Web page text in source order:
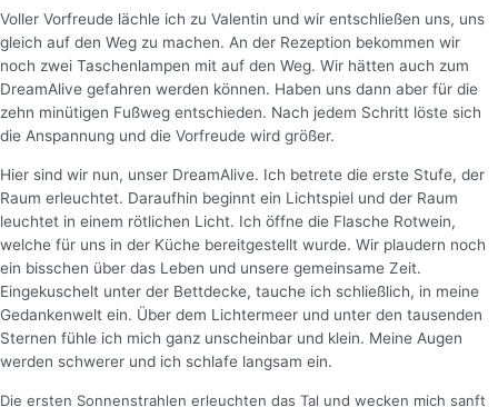
Voller Vorfreude lächle ich zu Valentin und wir entschließen uns, uns
gleich auf den Weg zu machen. An der Rezeption bekommen wir
noch zwei Taschenlampen mit auf den Weg. Wir hätten auch zum
DreamAlive gefahren werden können. Haben uns dann aber für die
zehn minütigen Fußweg entschieden. Nach jedem Schritt löste sich
die Anspannung und die Vorfreude wird größer.
Hier sind wir nun, unser DreamAlive. Ich betrete die erste Stufe, der
Raum erleuchtet. Daraufhin beginnt ein Lichtspiel und der Raum
leuchtet in einem rötlichen Licht. Ich öffne die Flasche Rotwein,
welche für uns in der Küche bereitgestellt wurde. Wir plaudern noch
ein bisschen über das Leben und unsere gemeinsame Zeit.
Eingekuschelt unter der Bettdecke, tauche ich schließlich, in meine
Gedankenwelt ein. Über dem Lichtermeer und unter den tausenden
Sternen fühle ich mich ganz unscheinbar und klein. Meine Augen
werden schwerer und ich schlafe langsam ein.
Die ersten Sonnenstrahlen erleuchten das Tal und wecken mich sanft